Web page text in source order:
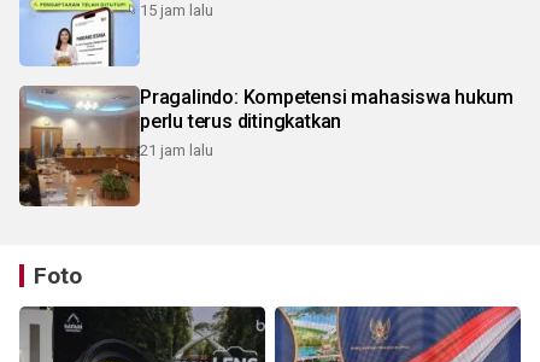
15 jam lalu
Pragalindo: Kompetensi mahasiswa hukum
perlu terus ditingkatkan
21 jam lalu
Foto